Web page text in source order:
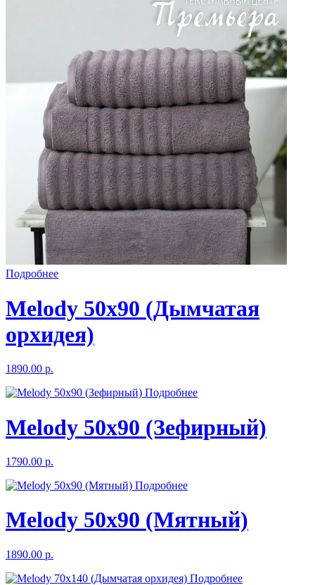
Подробнее
Melody 50х90 (Дымчатая
орхидея)
1890.00 р.
Подробнее
Melody 50х90 (Зефирный)
1790.00 р.
Подробнее
Melody 50х90 (Мятный)
1890.00 р.
Подробнее